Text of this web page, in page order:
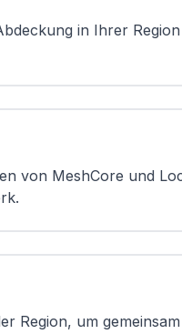
in Ihrer
von MeshCore und
Region, um